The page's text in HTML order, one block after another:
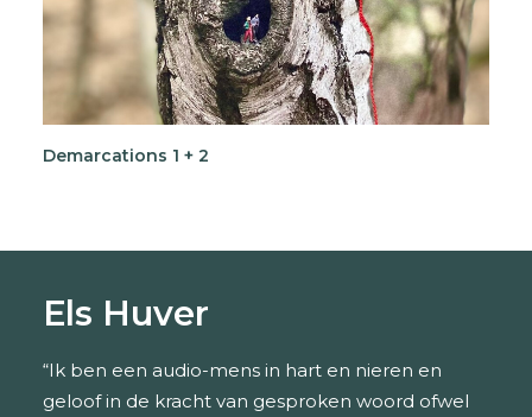
Demarcations 1 + 2
Els Huver
“Ik ben een audio-mens in hart en nieren en
geloof in de kracht van gesproken woord ofwel